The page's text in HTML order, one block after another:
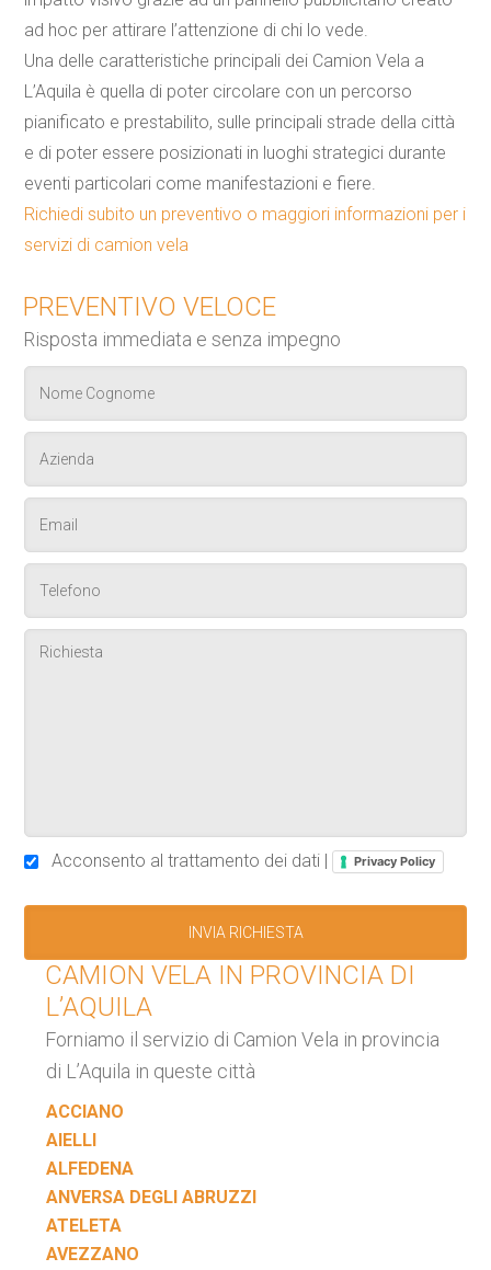
ad hoc per attirare l’attenzione di chi lo vede.
Una delle caratteristiche principali dei Camion Vela a
L’Aquila è quella di poter circolare con un percorso
pianificato e prestabilito, sulle principali strade della città
e di poter essere posizionati in luoghi strategici durante
eventi particolari come manifestazioni e fiere.
Richiedi subito un preventivo o maggiori informazioni per i
servizi di camion vela
PREVENTIVO VELOCE
Risposta immediata e senza impegno
Acconsento al trattamento dei dati | Privacy Policy
CAMION VELA IN PROVINCIA DI
L’AQUILA
Forniamo il servizio di Camion Vela in provincia
di L’Aquila in queste città
ACCIANO
AIELLI
ALFEDENA
ANVERSA DEGLI ABRUZZI
ATELETA
AVEZZANO